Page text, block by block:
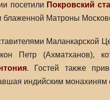
посетили Покровский
блаженной Матроны
Маланкарской
Петр (Ахматханов),
. Гостей также
индийским монахиням